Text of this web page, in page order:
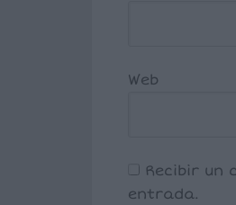
Web
Recibir un
entrada.